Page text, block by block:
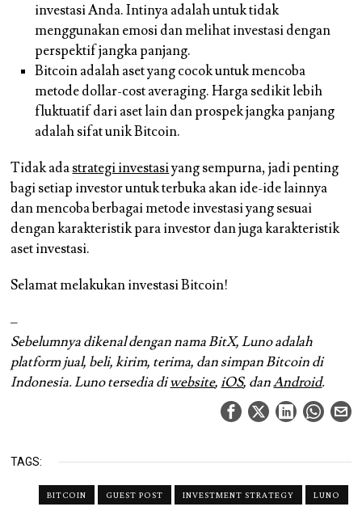
investasi Anda. Intinya adalah untuk tidak
menggunakan emosi dan melihat investasi dengan
perspektif jangka panjang.
Bitcoin adalah aset yang cocok untuk mencoba
metode dollar-cost averaging. Harga sedikit lebih
fluktuatif dari aset lain dan prospek jangka panjang
adalah sifat unik Bitcoin.
Tidak adastrategi investasiyang sempurna, jadi penting
bagi setiap investor untuk terbuka akan ide-ide lainnya
dan mencoba berbagai metode investasi yang sesuai
dengan karakteristik para investor dan juga karakteristik
aset investasi.
Selamat melakukan investasi Bitcoin!
–
Sebelumnya dikenal dengan nama BitX, Luno adalah
platform jual, beli, kirim, terima, dan simpan Bitcoin di
Indonesia. Luno tersedia diwebsite,iOS, danAndroid.
TAGS:
BITCOIN GUEST POST INVESTMENT STRATEGY LUNO